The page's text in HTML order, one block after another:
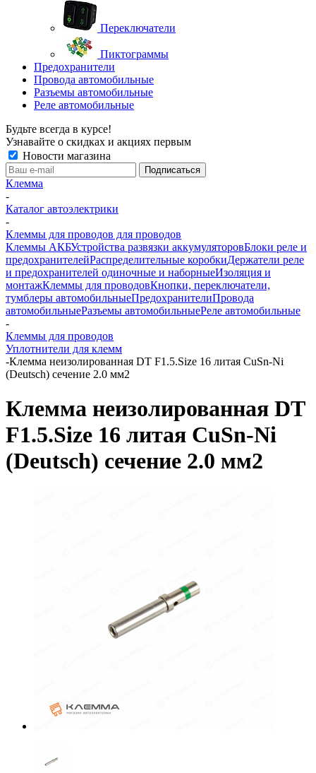
Переключатели
Пиктограммы
Предохранители
Провода автомобильные
Разъемы автомобильные
Реле автомобильные
Будьте всегда в курсе!
Узнавайте о скидках и акциях первым
Новости магазина
Клемма
-
Каталог автоэлектрики
-
Клеммы для проводов для проводов
Клеммы АКБУстройства развязки аккумуляторовБлоки реле и
предохранителейРаспределительные коробкиДержатели реле
и предохранителей одиночные и наборныеИзоляция и
монтажКлеммы для проводовКнопки, переключатели,
тумблеры автомобильныеПредохранителиПровода
автомобильныеРазъемы автомобильныеРеле автомобильные
-
Клеммы для проводов
Уплотнители для клемм
-Клемма неизолированная DT F1.5.Size 16 литая CuSn-Ni
(Deutsch) сечение 2.0 мм2
Клемма неизолированная DT
F1.5.Size 16 литая CuSn-Ni
(Deutsch) сечение 2.0 мм2